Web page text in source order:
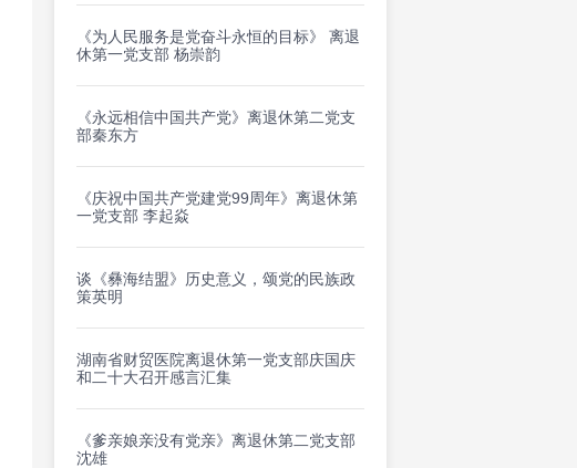
《为人民服务是党奋斗永恒的目标》 离退
休第一党支部 杨崇韵
《永远相信中国共产党》离退休第二党支
部秦东方
《庆祝中国共产党建党99周年》离退休第
一党支部 李起焱
谈《彝海结盟》历史意义，颂党的民族政
策英明
湖南省财贸医院离退休第一党支部庆国庆
和二十大召开感言汇集
《爹亲娘亲没有党亲》离退休第二党支部
沈雄